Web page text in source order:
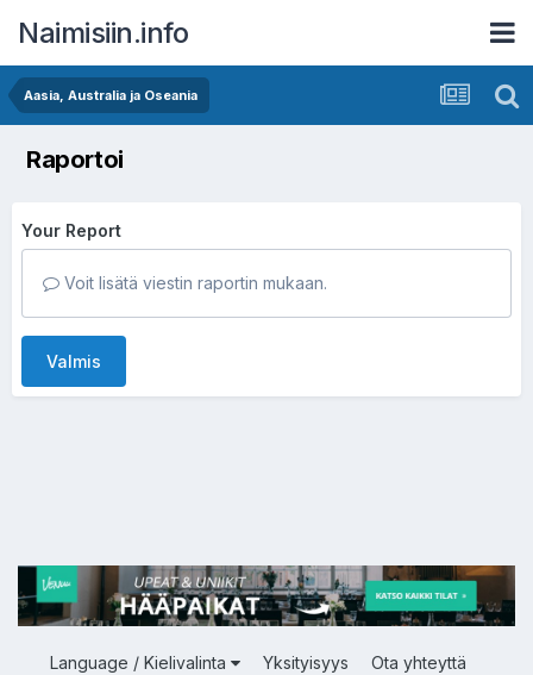
Naimisiin.info
Aasia, Australia ja Oseania
Raportoi
Your Report
Voit lisätä viestin raportin mukaan.
Valmis
Language / Kielivalinta Yksityisyys
Ota yhteyttä